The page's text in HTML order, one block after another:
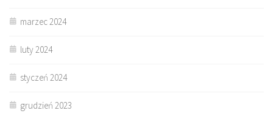
marzec 2024
luty 2024
styczeń 2024
grudzień 2023